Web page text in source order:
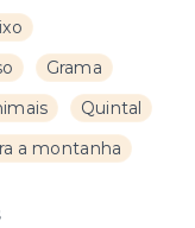
Grama
Quintal
a montanha